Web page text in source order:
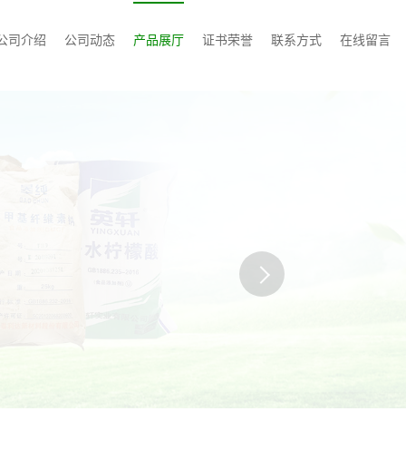
司介绍 公司动态 产品展厅 证书荣誉 联系方式 在线留言